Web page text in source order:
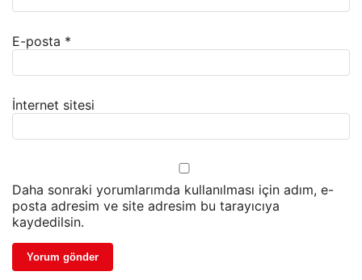
E-posta *
İnternet sitesi
Daha sonraki yorumlarımda kullanılması için adım, e-
posta adresim ve site adresim bu tarayıcıya
kaydedilsin.